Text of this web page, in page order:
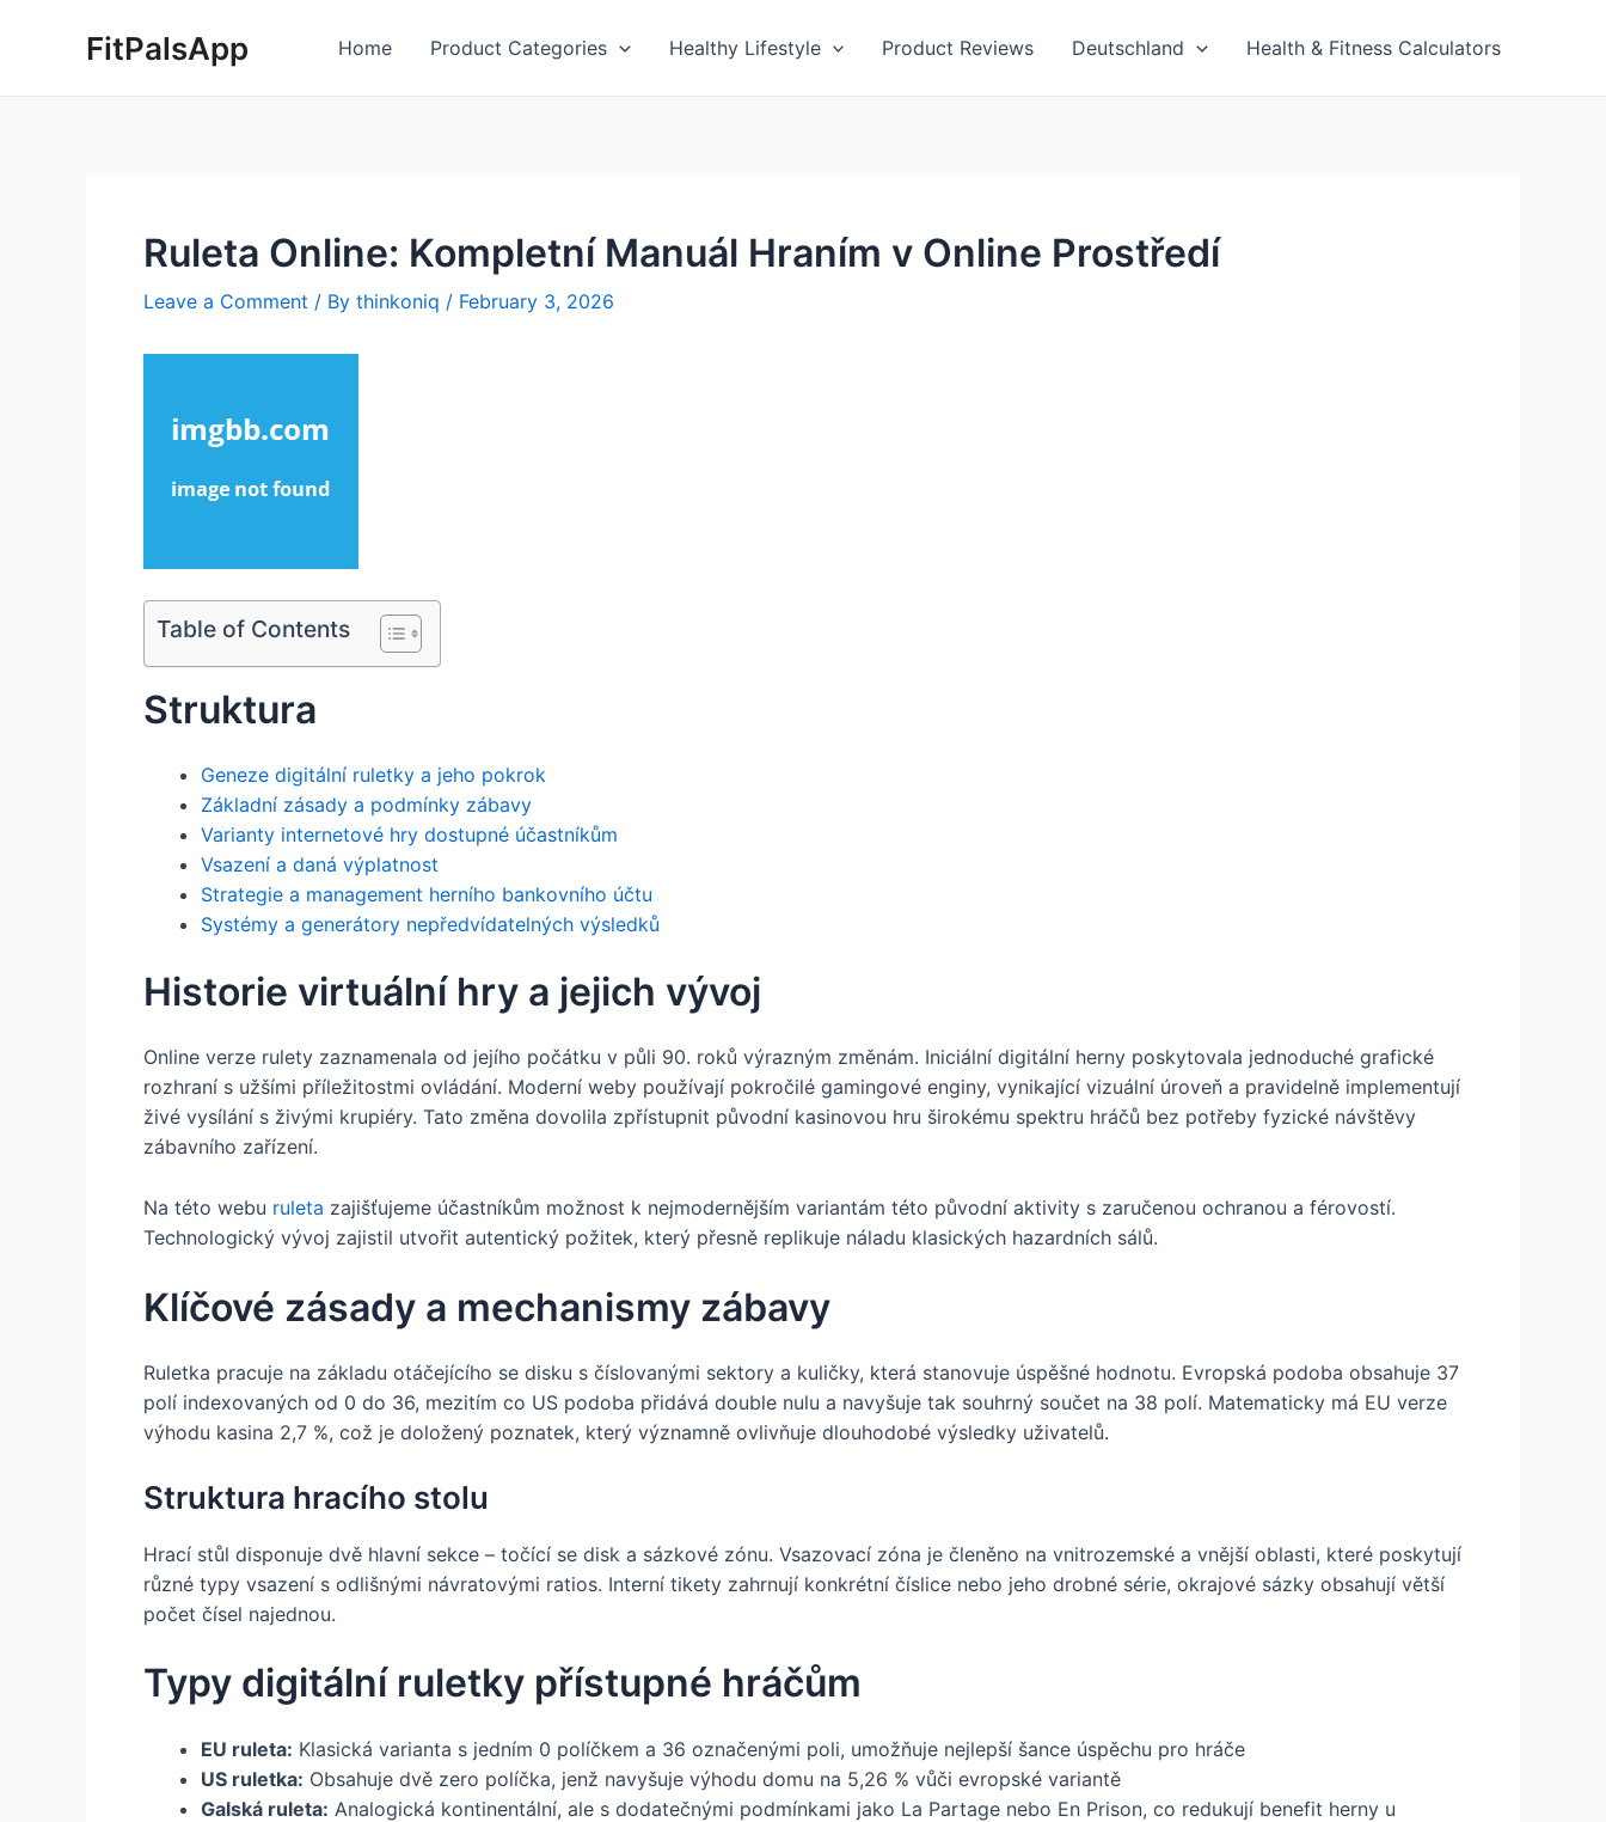
FitPalsApp Home Product Categories Healthy Lifestyle Product Reviews Deutschland Health & Fitness Calculators
Ruleta Online: Kompletní Manuál Hraním v Online Prostředí
Leave a Comment / By thinkoniq / February 3, 2026
Table of Contents
Struktura
Geneze digitální ruletky a jeho pokrok
Základní zásady a podmínky zábavy
Varianty internetové hry dostupné účastníkům
Vsazení a daná výplatnost
Strategie a management herního bankovního účtu
Systémy a generátory nepředvídatelných výsledků
Historie virtuální hry a jejich vývoj
Online verze rulety zaznamenala od jejího počátku v půli 90. roků výrazným změnám. Iniciální digitální herny poskytovala jednoduché grafické
rozhraní s užšími příležitostmi ovládání. Moderní weby používají pokročilé gamingové enginy, vynikající vizuální úroveň a pravidelně implementují
živé vysílání s živými krupiéry. Tato změna dovolila zpřístupnit původní kasinovou hru širokému spektru hráčů bez potřeby fyzické návštěvy
zábavního zařízení.
Na této webu ruleta zajišťujeme účastníkům možnost k nejmodernějším variantám této původní aktivity s zaručenou ochranou a férovostí.
Technologický vývoj zajistil utvořit autentický požitek, který přesně replikuje náladu klasických hazardních sálů.
Klíčové zásady a mechanismy zábavy
Ruletka pracuje na základu otáčejícího se disku s číslovanými sektory a kuličky, která stanovuje úspěšné hodnotu. Evropská podoba obsahuje 37
polí indexovaných od 0 do 36, mezitím co US podoba přidává double nulu a navyšuje tak souhrný součet na 38 polí. Matematicky má EU verze
výhodu kasina 2,7 %, což je doložený poznatek, který významně ovlivňuje dlouhodobé výsledky uživatelů.
Struktura hracího stolu
Hrací stůl disponuje dvě hlavní sekce – točící se disk a sázkové zónu. Vsazovací zóna je členěno na vnitrozemské a vnější oblasti, které poskytují
různé typy vsazení s odlišnými návratovými ratios. Interní tikety zahrnují konkrétní číslice nebo jeho drobné série, okrajové sázky obsahují větší
počet čísel najednou.
Typy digitální ruletky přístupné hráčům
EU ruleta: Klasická varianta s jedním 0 políčkem a 36 označenými poli, umožňuje nejlepší šance úspěchu pro hráče
US ruletka: Obsahuje dvě zero políčka, jenž navyšuje výhodu domu na 5,26 % vůči evropské variantě
Galská ruleta: Analogická kontinentální, ale s dodatečnými podmínkami jako La Partage nebo En Prison, co redukují benefit herny u
navigation